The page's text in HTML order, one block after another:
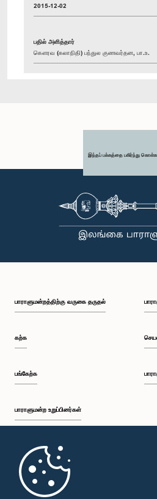
2015-12-02
பதில் அளித்தார்
கௌரவ (கலாநிதி) பந்துல குணவர்தன, பா.உ.
இந்தப் பக்கத்தை பகிர்ந்து கொள்க
பாராளுமன்றத்திற்கு வருகை தருதல்
கற்க
பங்கேற்க
பாராளுமன்ற உறுப்பினர்கள்
முதற்பக்கம்
பாராளுமன்ற கையடக்க செயலி